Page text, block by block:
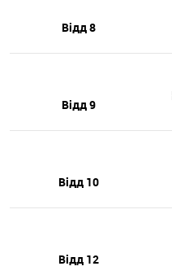
Відд 8
Відд 9
Відд 10
Відд 12